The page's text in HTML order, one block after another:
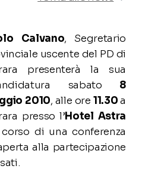
Calvano, Segretario
uscente del PD di
presenterà la sua
sabato 8
2010, alle ore 11.30a
presso l’Hotel Astra
di una conferenza
alla partecipazione